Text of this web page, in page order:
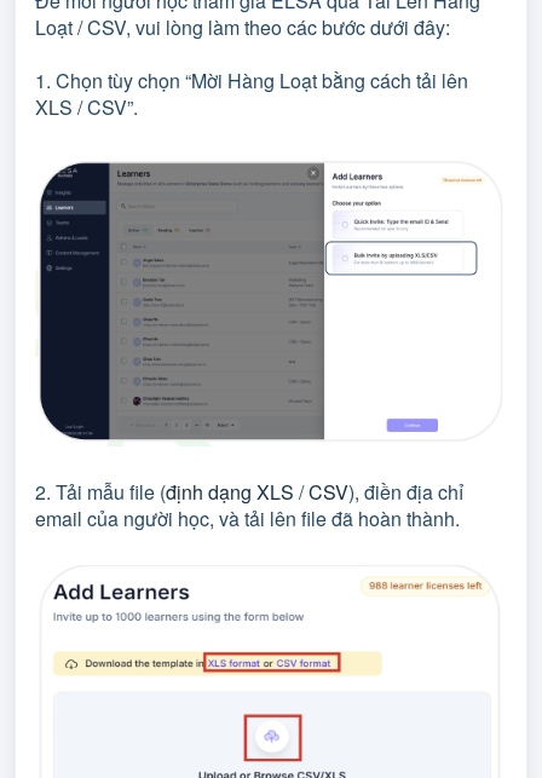
Loạt / CSV, vui lòng làm theo các bước dưới đây:
1. Chọn tùy chọn “Mời Hàng Loạt bằng cách tải lên
XLS / CSV”.
2. Tải mẫu file (định dạng XLS /CSV), điền địa chỉ
email của người học, và tải lên file đã hoàn thành.